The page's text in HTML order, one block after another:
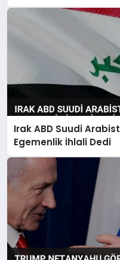
Irak ABD Suudi
Egemenlik İhlali Dedi